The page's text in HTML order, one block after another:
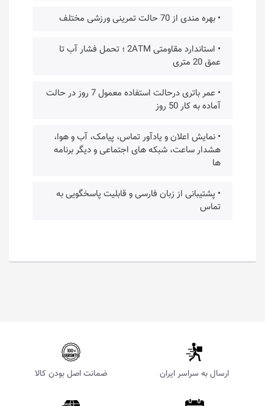
• بهره مندی از 70 حالت تمرینی ورزشی مختلف
• استاندارد مقاومتی 2ATM ؛ تحمل فشار آب تا
عمق 20 متری
• عمر باتری درحالت استفاده معمول 7 روز در حالت
آماده به کار 50 روز
• نمایش اعلان و یادآور تماس، پیامک، آب و هوا،
هشدار ساعت، شبکه های اجتماعی و دیگر برنامه
ها
• پشتیبانی از زبان فارسی و قابلیت پاسخگویی به
تماس
ارسال به سراسر ایران ضمانت اصل بودن کالا